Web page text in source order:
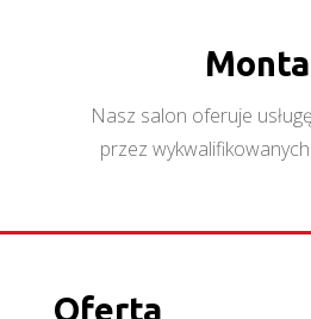
Nasz salon oferuje
przez
Oferta